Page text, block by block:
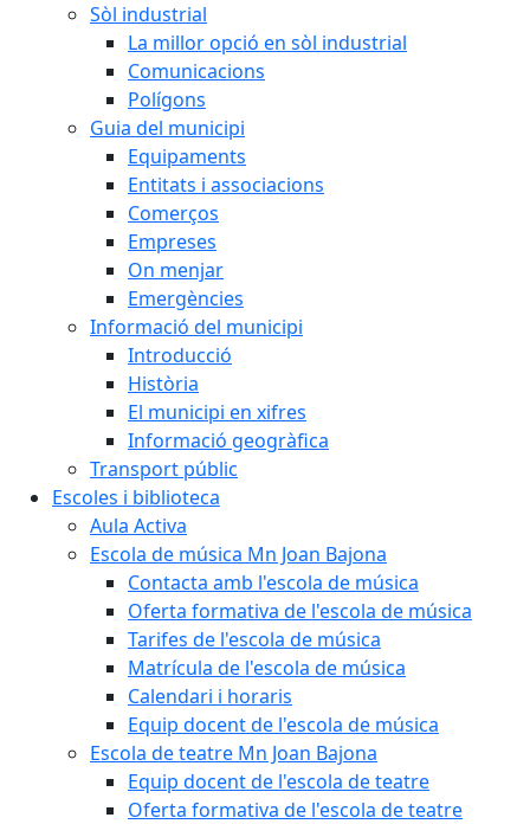
Sòl industrial
La millor opció en sòl industrial
Comunicacions
Polígons
Guia del municipi
Equipaments
Entitats i associacions
Comerços
Empreses
On menjar
Emergències
Informació del municipi
Introducció
Història
El municipi en xifres
Informació geogràfica
Transport públic
Escoles i biblioteca
Aula Activa
Escola de música Mn Joan Bajona
Contacta amb l'escola de música
Oferta formativa de l'escola de música
Tarifes de l'escola de música
Matrícula de l'escola de música
Calendari i horaris
Equip docent de l'escola de música
Escola de teatre Mn Joan Bajona
Equip docent de l'escola de teatre
Oferta formativa de l'escola de teatre